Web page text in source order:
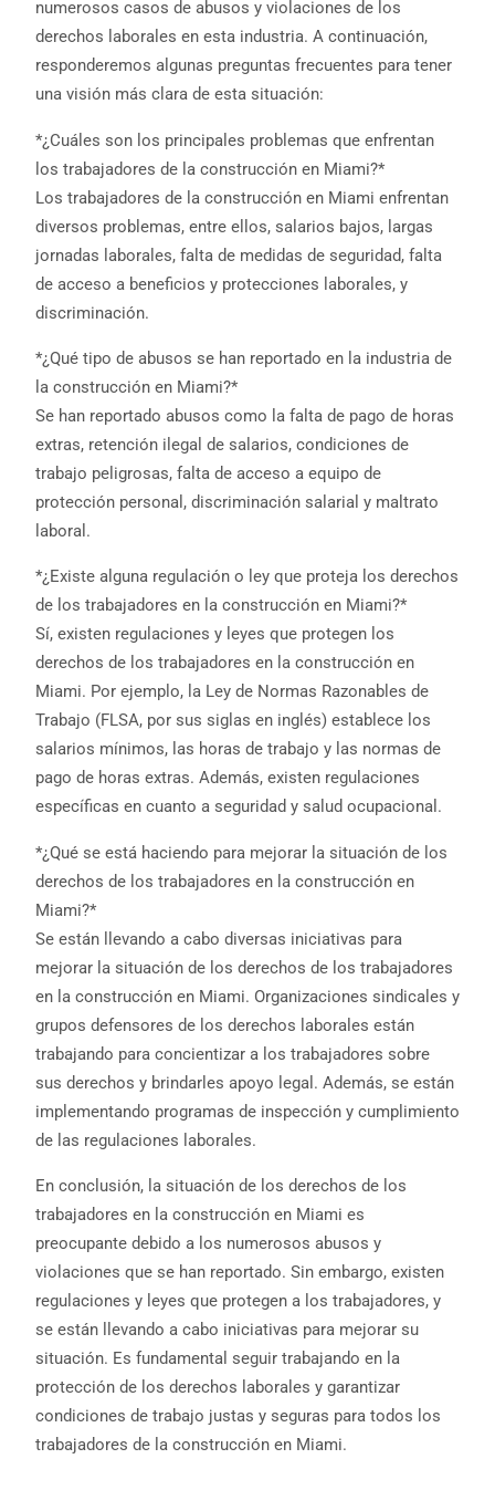
numerosos casos de abusos y violaciones de los
derechos laborales en esta industria. A continuación,
responderemos algunas preguntas frecuentes para tener
una visión más clara de esta situación:
*¿Cuáles son los principales problemas que enfrentan
los trabajadores de la construcción en Miami?*
Los trabajadores de la construcción en Miami enfrentan
diversos problemas, entre ellos, salarios bajos, largas
jornadas laborales, falta de medidas de seguridad, falta
de acceso a beneficios y protecciones laborales, y
discriminación.
*¿Qué tipo de abusos se han reportado en la industria de
la construcción en Miami?*
Se han reportado abusos como la falta de pago de horas
extras, retención ilegal de salarios, condiciones de
trabajo peligrosas, falta de acceso a equipo de
protección personal, discriminación salarial y maltrato
laboral.
*¿Existe alguna regulación o ley que proteja los derechos
de los trabajadores en la construcción en Miami?*
Sí, existen regulaciones y leyes que protegen los
derechos de los trabajadores en la construcción en
Miami. Por ejemplo, la Ley de Normas Razonables de
Trabajo (FLSA, por sus siglas en inglés) establece los
salarios mínimos, las horas de trabajo y las normas de
pago de horas extras. Además, existen regulaciones
específicas en cuanto a seguridad y salud ocupacional.
*¿Qué se está haciendo para mejorar la situación de los
derechos de los trabajadores en la construcción en
Miami?*
Se están llevando a cabo diversas iniciativas para
mejorar la situación de los derechos de los trabajadores
en la construcción en Miami. Organizaciones sindicales y
grupos defensores de los derechos laborales están
trabajando para concientizar a los trabajadores sobre
sus derechos y brindarles apoyo legal. Además, se están
implementando programas de inspección y cumplimiento
de las regulaciones laborales.
En conclusión, la situación de los derechos de los
trabajadores en la construcción en Miami es
preocupante debido a los numerosos abusos y
violaciones que se han reportado. Sin embargo, existen
regulaciones y leyes que protegen a los trabajadores, y
se están llevando a cabo iniciativas para mejorar su
situación. Es fundamental seguir trabajando en la
protección de los derechos laborales y garantizar
condiciones de trabajo justas y seguras para todos los
trabajadores de la construcción en Miami.